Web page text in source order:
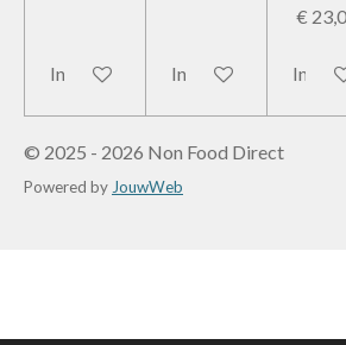
In winkelwagenIn winkelwagen
€
In
© 2025 - 2026 Non Food Direct
Powered byJouwWeb